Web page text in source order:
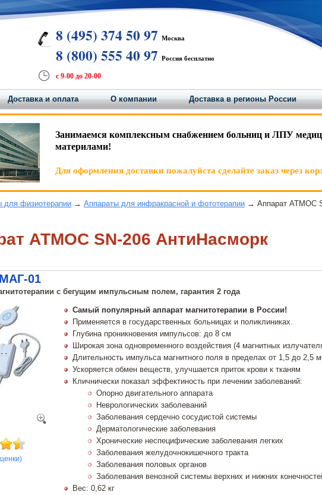
8 (495) 374 50 97 Москва
8 (800) 555 40 97 Россия бесплатно
с 9-00 до 20-00
Доставка и оплата О компании
Доставка в регионы России
Занимаемся комплексным снабжением больниц и ЛПУ
материлами!
Для оформления доставки пожалуйста сделайте заказ через
для физиотерапии → Аппараты для инфракрасной и фототерапии → Аппарат АТМОС
АТМОС SN-206 АнтиНасморк
01
с бегущим импульсным полем, гарантия 2 года
Самый популярный аппарат магнитотерапии в России!
Применяется в государственных больницах и поликлиниках.
Глубина проникновения импульсов: до 8 см
Широкая зона одновременного воздействия (4 магнитных
Длительность импульса магнитного поля в пределах от 1,5 до 2,5
Ускоряется обмен веществ, улучшается приток крови к тканям
Кличнически показал эффектиность при лечении заболеваний:
Опорно двигательного аппарата
Неврологических заболеваний
Заболевания сердечно сосудистой системы
Дерматологические заболевания
Хронические неспецифические заболевания легких
Заболевания желудочнокишечного тракта
Заболевания половых органов
Заболевания венозной системы верхних и нижних
Вес: 0,62 кг